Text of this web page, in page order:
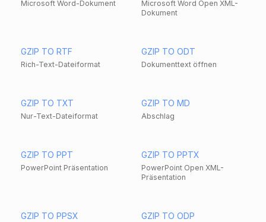
Microsoft Word-Dokument
Microsoft Word Open XML-
Dokument
GZIP TO RTF
Rich-Text-Dateiformat
GZIP TO ODT
Dokumenttext öffnen
GZIP TO TXT
Nur-Text-Dateiformat
GZIP TO MD
Abschlag
GZIP TO PPT
PowerPoint Präsentation
GZIP TO PPTX
PowerPoint Open XML-
Präsentation
GZIP TO PPSX GZIP TO ODP